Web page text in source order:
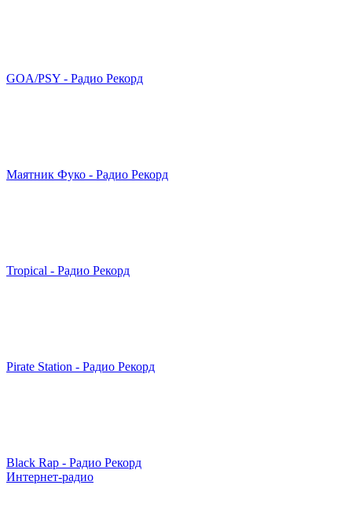
GOA/PSY - Радио Рекорд
Маятник Фуко - Радио Рекорд
Tropical - Радио Рекорд
Pirate Station - Радио Рекорд
Black Rap - Радио Рекорд
Интернет-радио